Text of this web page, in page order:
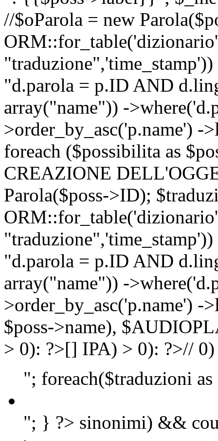
//$oParola = new
"d.parola = p.ID AND
array("name")) -
>order_by_asc('p.name')
foreach ($possibilita as
CREAZIONE
Parola($poss->ID);
"d.parola = p.ID AND
array("name")) -
>order_by_asc('p.name')
$poss->name),
> 0): ?>[] IPA) > 0): ?>//
"; foreach($traduzioni
"; } ?> sinonimi) &&